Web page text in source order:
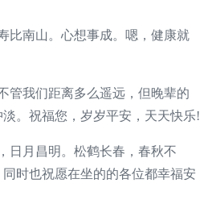
比南山。心想事成。嗯，健康就
管我们距离多么遥远，但晚辈的
。祝福您，岁岁平安，天天快乐!
日月昌明。松鹤长春，春秋不
时也祝愿在坐的的各位都幸福安